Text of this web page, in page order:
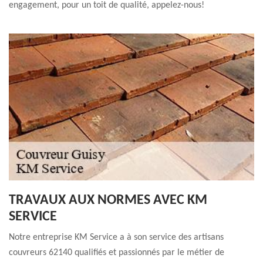
engagement, pour un toit de qualité, appelez-nous!
TRAVAUX AUX NORMES AVEC KM
SERVICE
Notre entreprise KM Service a à son service des artisans
couvreurs 62140 qualifiés et passionnés par le métier de